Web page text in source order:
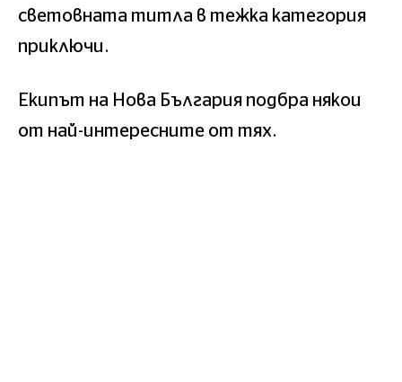
световната титла в тежка категория
приключи.
Екипът на Нова България подбра някои
от най-интересните от тях.